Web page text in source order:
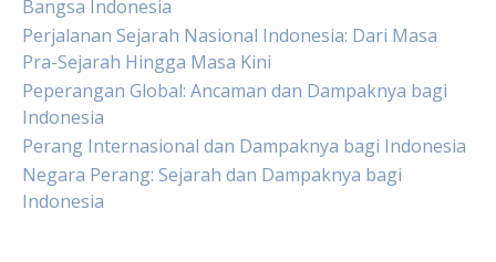
Bangsa Indonesia
Perjalanan Sejarah Nasional Indonesia: Dari Masa
Pra-Sejarah Hingga Masa Kini
Peperangan Global: Ancaman dan Dampaknya bagi
Indonesia
Perang Internasional dan Dampaknya bagi Indonesia
Negara Perang: Sejarah dan Dampaknya bagi
Indonesia